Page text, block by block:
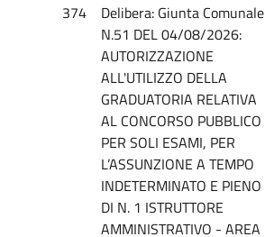
374
Delibera: Giunta Comunale
N.51 DEL 04/08/2026:
AUTORIZZAZIONE
ALL'UTILIZZO DELLA
GRADUATORIA RELATIVA
AL CONCORSO PUBBLICO
PER SOLI ESAMI, PER
L’ASSUNZIONE A TEMPO
INDETERMINATO E PIENO
DI N. 1 ISTRUTTORE
AMMINISTRATIVO - AREA